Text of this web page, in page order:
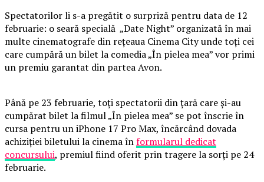
Spectatorilor li s-a pregătit o surpriză pentru data de 12
februarie: o seară specială „Date Night” organizată în mai
multe cinematografe din rețeaua Cinema City unde toți cei
care cumpără un bilet la comedia „În pielea mea” vor primi
un premiu garantat din partea Avon.
Până pe 23 februarie, toți spectatorii din țară care și-au
cumpărat bilet la filmul „În pielea mea” se pot înscrie în
cursa pentru un iPhone 17 Pro Max, încărcând dovada
achiziției biletului la cinema înformularul dedicat
concursului, premiul fiind oferit prin tragere la sorți pe 24
februarie.